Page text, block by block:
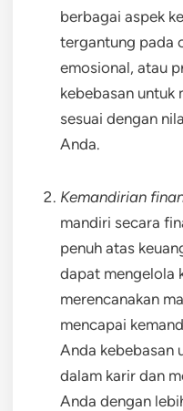
berbagai aspek
tergantung pada
emosional, atau
kebebasan untuk
sesuai dengan
Anda.
Kemandirian
mandiri secara
penuh atas
dapat mengelola
merencanakan
mencapai
Anda kebebasan
dalam karir dan
Anda dengan